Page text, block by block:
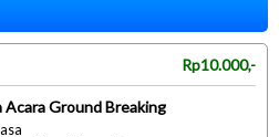
Rp10.000,-
Acara Ground Breaking